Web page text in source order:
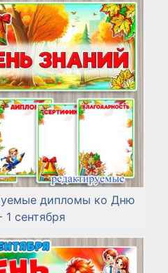
дипломы ко Дню
1 сентября